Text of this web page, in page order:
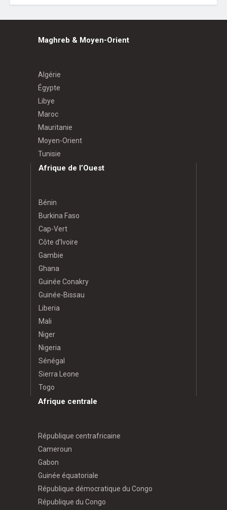
Maghreb & Moyen-Orient
Algérie
Égypte
Libye
Maroc
Mauritanie
Moyen-Orient
Tunisie
Afrique de l’Ouest
Bénin
Burkina Faso
Cap-Vert
Côte d’Ivoire
Gambie
Ghana
Guinée Conakry
Guinée-Bissau
Liberia
Mali
Niger
Nigeria
Sénégal
Sierra Leone
Togo
Afrique centrale
République centrafricaine
Cameroun
Gabon
Guinée équatoriale
République démocratique du Congo
République du Congo